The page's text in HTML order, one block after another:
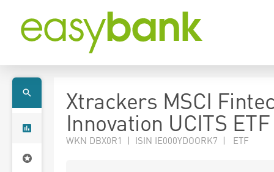
Xtrackers MSCI
Innovation UCITS
WKN DBX0R1 | ISIN IE000YDOORK7 | ETF